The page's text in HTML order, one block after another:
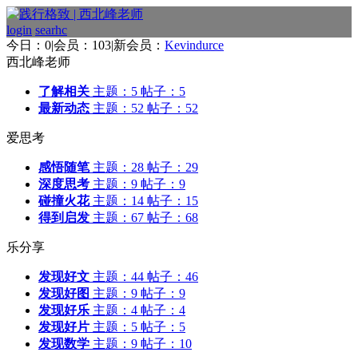
login searhc
今日：0|会员：103|新会员： Kevindurce
西北峰老师
了解相关 主题：5 帖子：5
最新动态 主题：52 帖子：52
爱思考
感悟随笔 主题：28 帖子：29
深度思考 主题：9 帖子：9
碰撞火花 主题：14 帖子：15
得到启发 主题：67 帖子：68
乐分享
发现好文 主题：44 帖子：46
发现好图 主题：9 帖子：9
发现好乐 主题：4 帖子：4
发现好片 主题：5 帖子：5
发现数学 主题：9 帖子：10